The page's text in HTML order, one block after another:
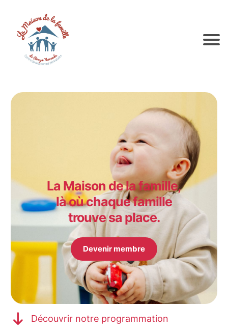
La Maison de la famille,
là où chaque famille
trouve sa place.
Devenir membre
Découvrir notre programmation